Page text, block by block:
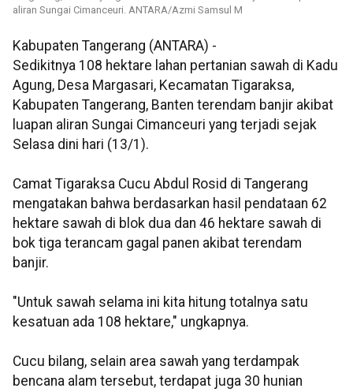
aliran Sungai Cimanceuri. ANTARA/Azmi Samsul M
Kabupaten Tangerang (ANTARA) -
Sedikitnya 108 hektare lahan pertanian sawah di Kadu
Agung, Desa Margasari, Kecamatan Tigaraksa,
Kabupaten Tangerang, Banten terendam banjir akibat
luapan aliran Sungai Cimanceuri yang terjadi sejak
Selasa dini hari (13/1).
Camat Tigaraksa Cucu Abdul Rosid di Tangerang
mengatakan bahwa berdasarkan hasil pendataan 62
hektare sawah di blok dua dan 46 hektare sawah di
bok tiga terancam gagal panen akibat terendam
banjir.
"Untuk sawah selama ini kita hitung totalnya satu
kesatuan ada 108 hektare," ungkapnya.
Cucu bilang, selain area sawah yang terdampak
bencana alam tersebut, terdapat juga 30 hunian